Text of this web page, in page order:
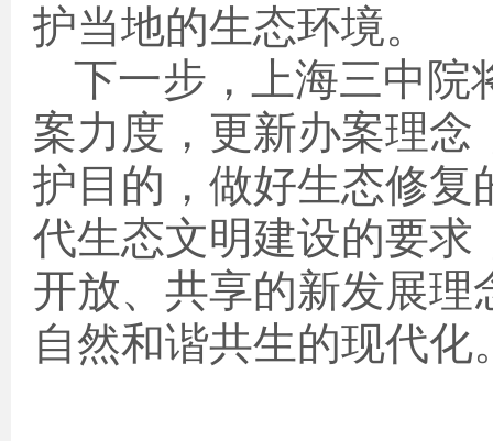
护当地的生态环境。
下一步， 上海三中院
案力度， 更新办案理念
护目的，做好生态修复
代生态文明建设的要求
开放、共享的新发展
自然和谐共生的现代化